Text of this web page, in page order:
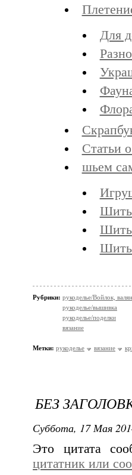
Для
Статьи
шьем
Рубрики: рукоделье/Войлок,
рукоделье/вышивка
рукоделье/поделки
вязание
Метки: рукоделье вязание
БЕЗ
Суббота, 17 Мая
Это цитата
цитатник или